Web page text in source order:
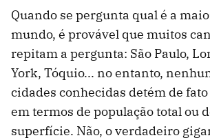
Quando se pergunta qual é a
mundo, é provável que muitos
repitam a pergunta: São Paulo,
York, Tóquio... no entanto,
cidades conhecidas detém de
em termos de população total ou
superfície. Não, o verdadeiro